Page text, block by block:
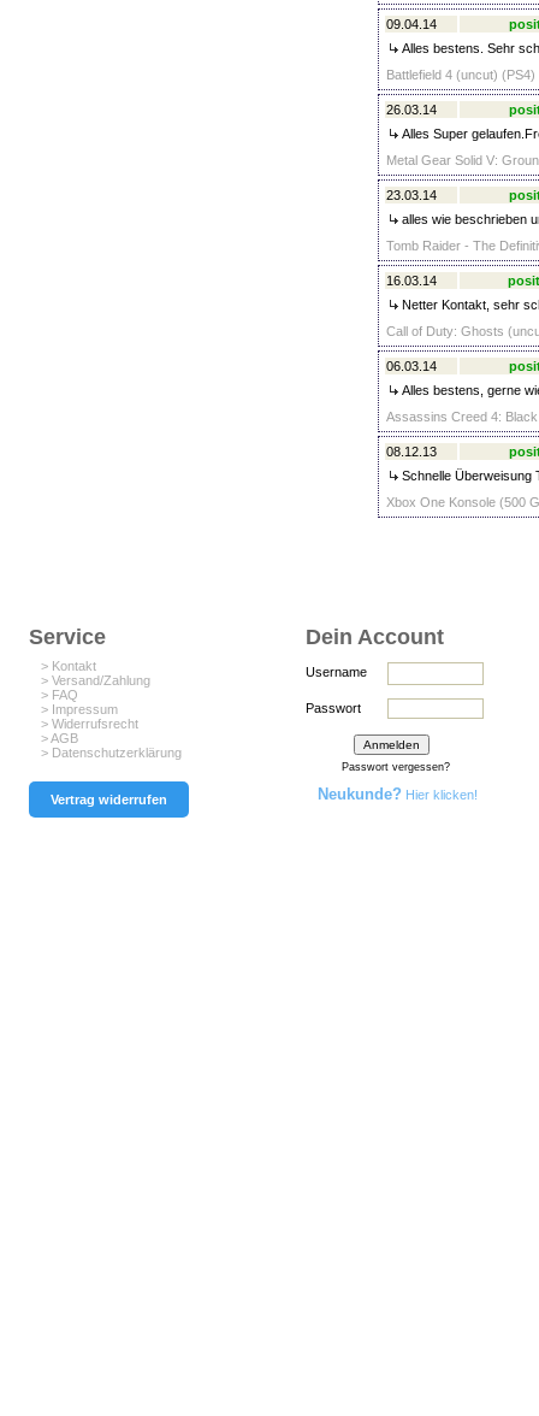
09.04.14
Alles bestens. Sehr
Battlefield 4 (uncut) (PS4)
26.03.14
Alles Super
Metal Gear Solid V:
23.03.14
alles wie beschrieben
Tomb Raider - The
16.03.14
Netter Kontakt, sehr
Call of Duty: Ghosts
06.03.14
Alles bestens, gerne
Assassins Creed 4:
08.12.13
Schnelle Überweisung
Xbox One Konsole (500
Service
> Kontakt
> Versand/Zahlung
> FAQ
> Impressum
> Widerrufsrecht
> AGB
> Datenschutzerklärung
Vertrag widerrufen
Dein Account
Username
Passwort
Passwort vergessen?
Neukunde? Hier klicken!